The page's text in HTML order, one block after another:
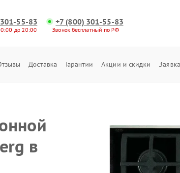
55-83
до 20:00
+7 (800) 301-55-83
Звонок бесплатный по РФ
Доставка Гарантии Акции и скидки
в